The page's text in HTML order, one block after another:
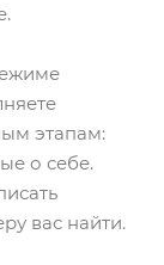
этапам:
о себе.
вас найти.